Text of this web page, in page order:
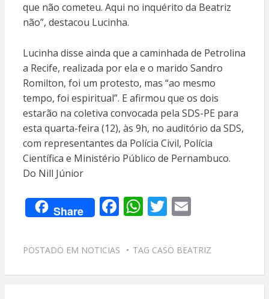
que não cometeu. Aqui no inquérito da Beatriz
não”, destacou Lucinha.
Lucinha disse ainda que a caminhada de Petrolina
a Recife, realizada por ela e o marido Sandro
Romilton, foi um protesto, mas “ao mesmo
tempo, foi espiritual”. E afirmou que os dois
estarão na coletiva convocada pela SDS-PE para
esta quarta-feira (12), às 9h, no auditório da SDS,
com representantes da Polícia Civil, Polícia
Científica e Ministério Público de Pernambuco.
Do Nill Júnior
Share F
e
o
W
at
A
T
itt
E
ai
POSTADO EM NOTICIAS TAG CASO BEATRIZ